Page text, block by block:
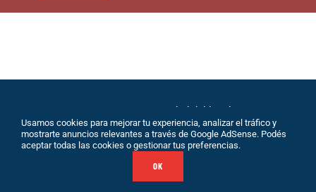
© 1999 – DECANO – La comunidad del hincha |
Desarrollo: Eolio |Políticas de Privacidad|Sobre
Nosotros|Terminos de Servicio|Contacto
Usamos cookies para mejorar tu experiencia, analizar el tráfico y
mostrarte anuncios relevantes a través de Google AdSense. Podés
aceptar todas las cookies o gestionar tus preferencias.
OK